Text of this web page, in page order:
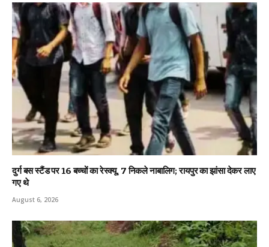
दुर्ग बस स्टैंड पर 16 बच्चों का रेस्क्यू, 7 निकले नाबालिग; रायपुर का झांसा देकर लाए
गए थे
August 6, 2026